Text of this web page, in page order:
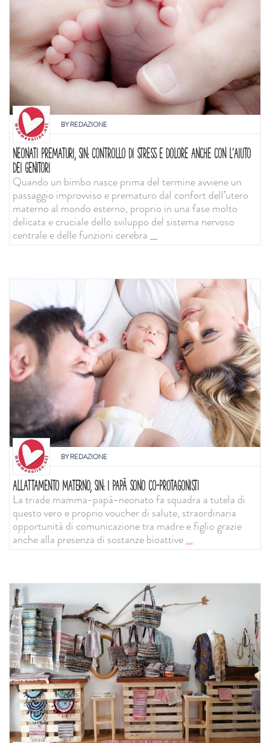
BYREDAZIONE
NEONATI PREMATURI, SIN: CONTROLLO DI STRESS E DOLORE ANCHE CON L'AIUTO
DEI GENITORI
Quando un bimbo nasce prima del termine avviene un
passaggio improvviso e prematuro dal confort dell’utero
materno al mondo esterno, proprio in una fase molto
delicata e cruciale dello sviluppo del sistema nervoso
centrale e delle funzioni cerebra...
BYREDAZIONE
ALLATTAMENTO MATERNO, SIN: I PAPÀ SONO CO-PROTAGONISTI
La triade mamma-papà-neonato fa squadra a tutela di
questo vero e proprio voucher di salute, straordinaria
opportunità di comunicazione tra madre e figlio grazie
anche alla presenza di sostanze bioattive...